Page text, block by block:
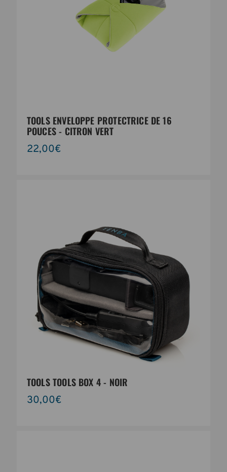
TOOLS ENVELOPPE PROTECTRICE DE 16
POUCES - CITRON VERT
22,00€
TOOLS TOOLS BOX 4 - NOIR
30,00€